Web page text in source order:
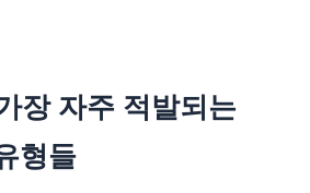
장 자주 적발되는
형들